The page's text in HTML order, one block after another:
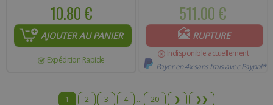
10.80 €
AJOUTER AU PANIER
Expédition Rapide
511.00 €
RUPTURE
Indisponible actuellement
Payer en 4x sans frais avec Paypal*
1 2 3 4 ... 20 ❯ ❯❯